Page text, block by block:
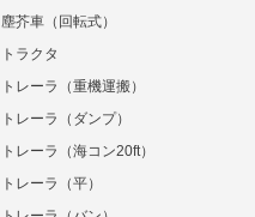
塵芥車（回転式）
トラクタ
トレーラ（重機運搬）
トレーラ（ダンプ）
トレーラ（海コン20ft）
トレーラ（平）